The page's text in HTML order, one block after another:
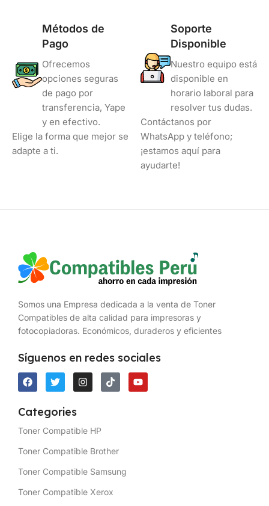
Métodos de
Pago
Ofrecemos
opciones seguras
de pago por
transferencia, Yape
y en efectivo.
Elige la forma que mejor se
adapte a ti.
Soporte
Disponible
Nuestro equipo está
disponible en
horario laboral para
resolver tus dudas.
Contáctanos por
WhatsApp y teléfono;
¡estamos aquí para
ayudarte!
Somos una Empresa dedicada a la venta de Toner
Compatibles de alta calidad para impresoras y
fotocopiadoras. Económicos, duraderos y eficientes
Síguenos en redes sociales
Categories
Toner Compatible HP
Toner Compatible Brother
Toner Compatible Samsung
Toner Compatible Xerox